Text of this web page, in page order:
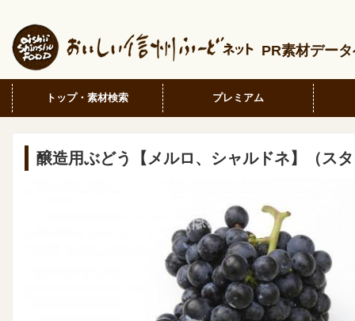
PR素材デー
トップ・素材検索 プレミアム
醸造用ぶどう【メルロ、シャルドネ】（ス